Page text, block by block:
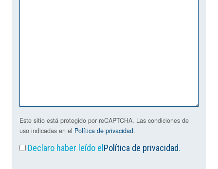
Este sitio está protegido por reCAPTCHA. Las condiciones de
uso indicadas en el Política de privacidad.
Declaro haber leído el Política de privacidad.